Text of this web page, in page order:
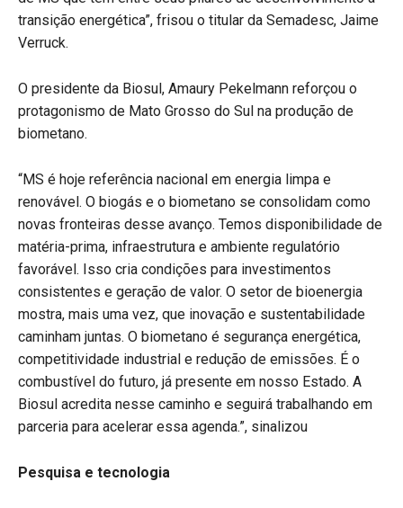
transição energética”, frisou o titular da Semadesc, Jaime
Verruck.
O presidente da Biosul, Amaury Pekelmann reforçou o
protagonismo de Mato Grosso do Sul na produção de
biometano.
“MS é hoje referência nacional em energia limpa e
renovável. O biogás e o biometano se consolidam como
novas fronteiras desse avanço. Temos disponibilidade de
matéria-prima, infraestrutura e ambiente regulatório
favorável. Isso cria condições para investimentos
consistentes e geração de valor. O setor de bioenergia
mostra, mais uma vez, que inovação e sustentabilidade
caminham juntas. O biometano é segurança energética,
competitividade industrial e redução de emissões. É o
combustível do futuro, já presente em nosso Estado. A
Biosul acredita nesse caminho e seguirá trabalhando em
parceria para acelerar essa agenda.”, sinalizou
Pesquisa e tecnologia